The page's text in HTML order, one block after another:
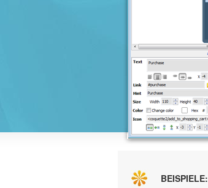
BEISPIELE: